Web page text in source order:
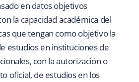
en datos objetivos
la capacidad académica del
que tengan como objetivo la
estudios en instituciones de
con la autorización o
oficial, de estudios en los